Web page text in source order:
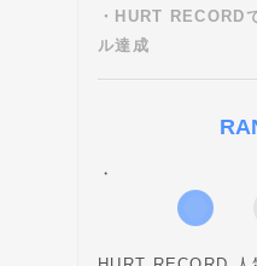
・HURT RECORD
ル達成
・